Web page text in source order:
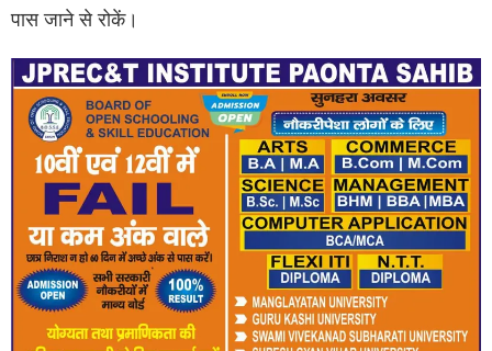
पास जाने से रोकें।